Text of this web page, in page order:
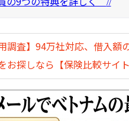
//
調査】94万社対応、借入
お探しなら【保険比較サイ